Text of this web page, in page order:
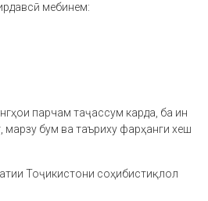
мебинем:
парчам таҷассум карда, ба ин
бум ва таъриху фарҳанги хеш
Тоҷикистони соҳибистиқлол